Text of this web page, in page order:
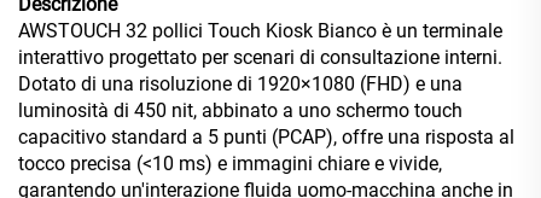
AWSTOUCH 32 pollici Touch Kiosk Bianco è un terminale
interattivo progettato per scenari di consultazione interni.
Dotato di una risoluzione di 1920×1080 (FHD) e una
luminosità di 450 nit, abbinato a uno schermo touch
capacitivo standard a 5 punti (PCAP), offre una risposta al
tocco precisa (<10 ms) e immagini chiare e vivide,
garantendo un'interazione fluida uomo-macchina anche in